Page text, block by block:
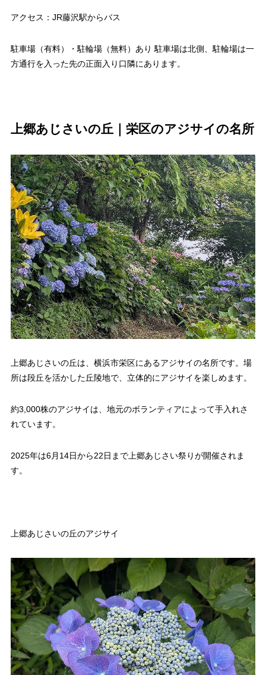
アクセス：JR藤沢駅からバス
駐車場（有料）・駐輪場（無料）あり 駐車場は北側、駐輪場は一
方通行を入った先の正面入り口隣にあります。
上郷あじさいの丘｜栄区のアジサイの名所
上郷あじさいの丘は、横浜市栄区にあるアジサイの名所です。場
所は段丘を活かした丘陵地で、立体的にアジサイを楽しめます。
約3,000株のアジサイは、地元のボランティアによって手入れさ
れています。
2025年は6月14日から22日まで上郷あじさい祭りが開催されま
す。
上郷あじさいの丘のアジサイ